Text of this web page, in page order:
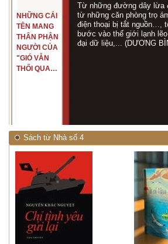
NHỮNG CÁI
TÊN MANG
THÂN PHẬN
NGƯỜI CỦA
"GIÓ VẪN
THỔI QUA
Từ những đường dây lừa
từ những căn phòng trọ
điện thoại bị tắt nguồn…,
bước vào thế giới lạnh
đại dữ liệu,... (DƯƠNG
Sách từ Nhà số 4